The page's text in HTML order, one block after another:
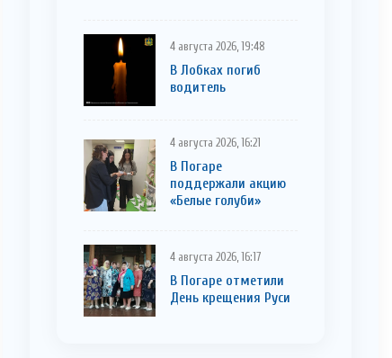
4 августа 2026, 19:48
В Лобках погиб
водитель
4 августа 2026, 16:21
В Погаре
поддержали акцию
«Белые голуби»
4 августа 2026, 16:17
В Погаре отметили
День крещения Руси